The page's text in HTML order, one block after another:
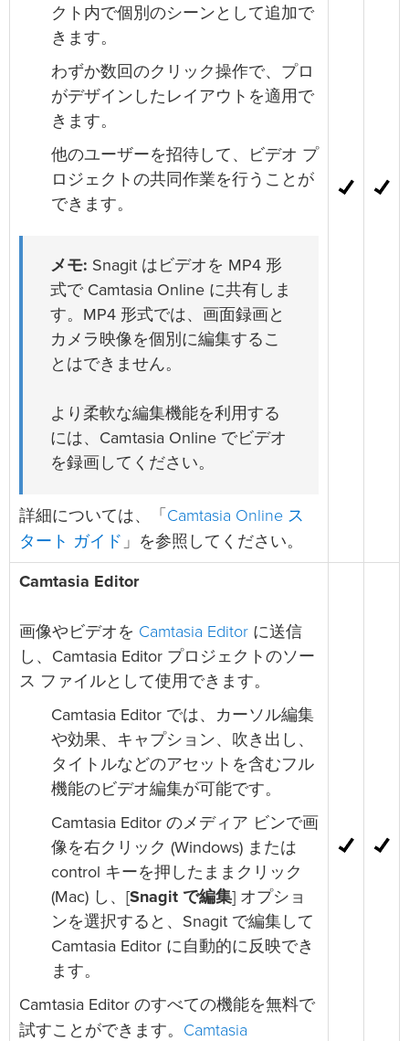
クト内で個別のシーンとして追加で
きます。
わずか数回のクリック操作で、プロ
がデザインしたレイアウトを適用で
きます。
他のユーザーを招待して、ビデオ プ
ロジェクトの共同作業を行うことが
できます。
メモ: Snagit はビデオを MP4 形
式で Camtasia Online に共有しま
す。MP4 形式では、画面録画と
カメラ映像を個別に編集するこ
とはできません。
より柔軟な編集機能を利用する
には、Camtasia Online でビデオ
を録画してください。
詳細については、「 Camtasia Online ス
タート ガイド 」を参照してください。
Camtasia Editor
画像やビデオを Camtasia Editor に送信
し、Camtasia Editor プロジェクトのソー
ス ファイルとして使用できます。
Camtasia Editor では、カーソル編集
や効果、キャプション、吹き出し、
タイトルなどのアセットを含むフル
機能のビデオ編集が可能です。
Camtasia Editor のメディア ビンで画
像を右クリック (Windows) または
control キーを押したままクリック
(Mac) し、[Snagit で編集] オプショ
ンを選択すると、Snagit で編集して
Camtasia Editor に自動的に反映でき
ます。
Camtasia Editor のすべての機能を無料で
試すことができます。 Camtasia